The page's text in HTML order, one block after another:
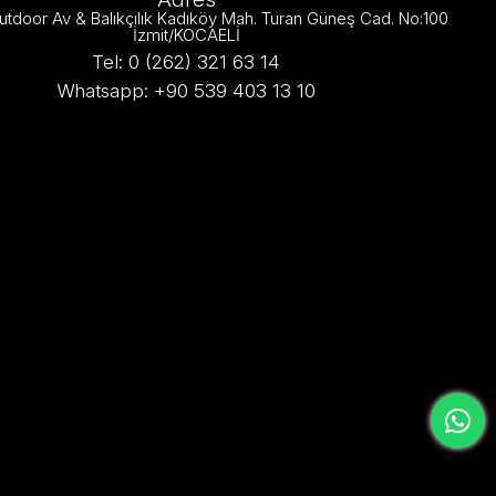
Av & Balıkçılık Kadıköy Mah. Turan Güneş Cad. No:100
İzmit/KOCAELİ
Tel: 0 (262) 321 63 14
Whatsapp: +90 539 403 13 10